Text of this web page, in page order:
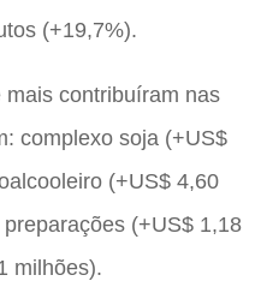
(+19,7%).
contribuíram nas
complexo soja (+US$
(+US$ 4,60
(+US$ 1,18
milhões).